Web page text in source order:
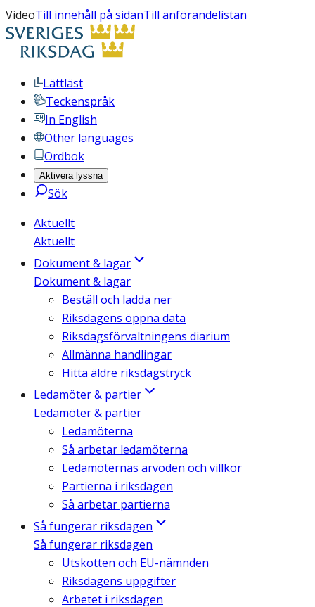
VideoTill innehåll på sidanTill anförandelistan
Lättläst
Teckenspråk
In English
Other languages
Ordbok
Aktivera lyssna
Sök
Aktuellt
Aktuellt
Dokument & lagar
Dokument & lagar
Beställ och ladda ner
Riksdagens öppna data
Riksdagsförvaltningens diarium
Allmänna handlingar
Hitta äldre riksdagstryck
Ledamöter & partier
Ledamöter & partier
Ledamöterna
Så arbetar ledamöterna
Ledamöternas arvoden och villkor
Partierna i riksdagen
Så arbetar partierna
Så fungerar riksdagen
Så fungerar riksdagen
Utskotten och EU-nämnden
Riksdagens uppgifter
Arbetet i riksdagen